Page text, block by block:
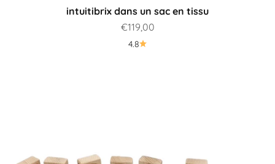
intuitibrix dans un sac en tissu
Prix de vente
€119,00
4.8